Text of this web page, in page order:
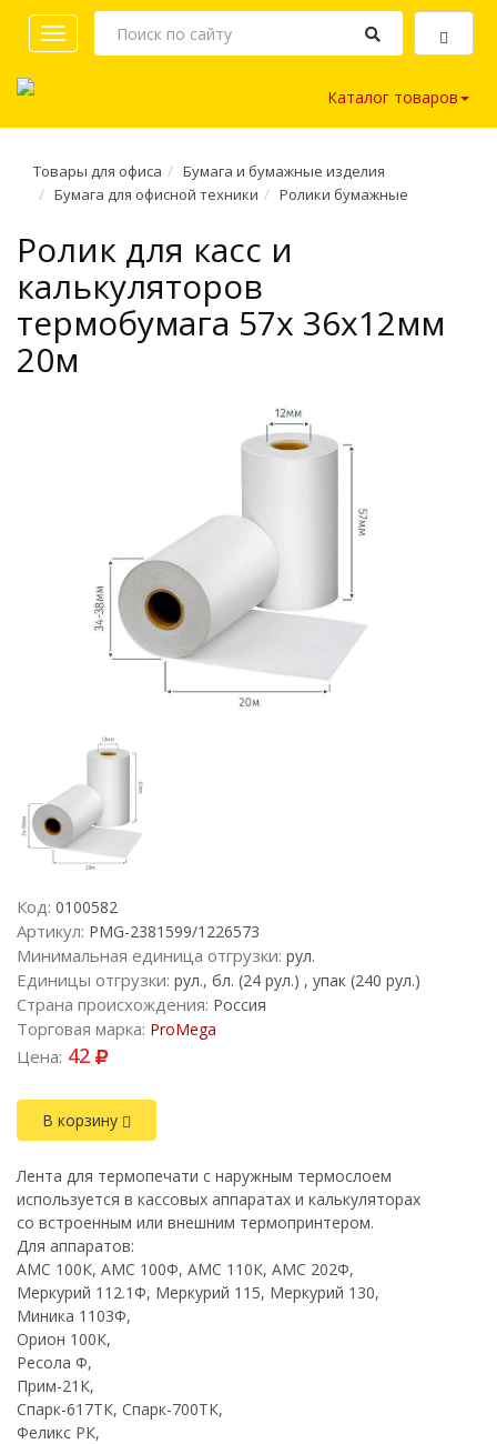
Toggle
navigation
Каталог товаров
Товары для офиса
Бумага и бумажные изделия
Бумага для офисной техники
Ролики бумажные
Ролик для касс и
калькуляторов
термобумага 57х 36х12мм
20м
Код: 0100582
Артикул: PMG-2381599/1226573
Минимальная единица отгрузки: рул.
Единицы отгрузки: рул., бл. (24 рул.) , упак (240 рул.)
Страна происхождения: Россия
Торговая марка: ProMega
Цена: 42
В корзину
Лента для термопечати с наружным термослоем
используется в кассовых аппаратах и калькуляторах
со встроенным или внешним термопринтером.
Для аппаратов:
АМС 100К, АМС 100Ф, АМС 110К, АМС 202Ф,
Меркурий 112.1Ф, Меркурий 115, Меркурий 130,
Миника 1103Ф,
Орион 100К,
Ресола Ф,
Прим-21К,
Спарк-617ТК, Cпарк-700ТК,
Феликс РК,